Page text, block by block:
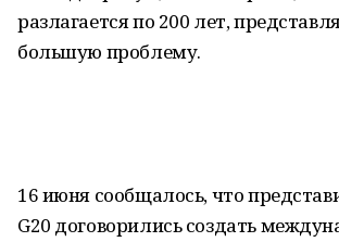
разлагается по 200 лет,
большую проблему.
16 июня сообщалось, что
G20 договорились создать